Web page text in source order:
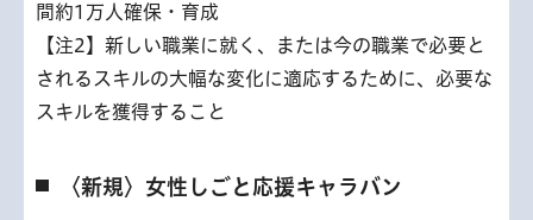
間約1万人確保・育成
【注2】新しい職業に就く、または今の職業で必要と
されるスキルの大幅な変化に適応するために、必要な
スキルを獲得すること
〈新規〉女性しごと応援キャラバン